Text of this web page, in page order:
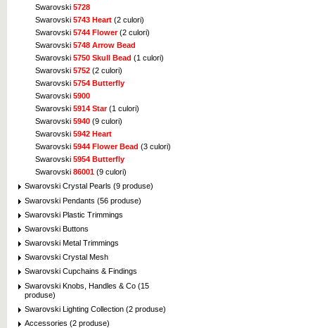
Swarovski 5728
Swarovski 5743 Heart (2 culori)
Swarovski 5744 Flower(2 culori)
Swarovski 5748 Arrow Bead
Swarovski 5750 Skull Bead (1 culori)
Swarovski 5752 (2 culori)
Swarovski 5754 Butterfly
Swarovski 5900
Swarovski 5914 Star(1 culori)
Swarovski 5940 (9 culori)
Swarovski 5942 Heart
Swarovski 5944 Flower Bead (3 culori)
Swarovski 5954 Butterfly
Swarovski 86001 (9 culori)
Swarovski Crystal Pearls (9 produse)
Swarovski Pendants (56 produse)
Swarovski Plastic Trimmings
Swarovski Buttons
Swarovski Metal Trimmings
Swarovski Crystal Mesh
Swarovski Cupchains & Findings
Swarovski Knobs, Handles & Co (15
produse)
Swarovski Lighting Collection (2 produse)
Accessories (2 produse)